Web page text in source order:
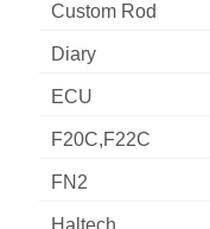
Custom Rod
Diary
ECU
F20C,F22C
FN2
Haltech